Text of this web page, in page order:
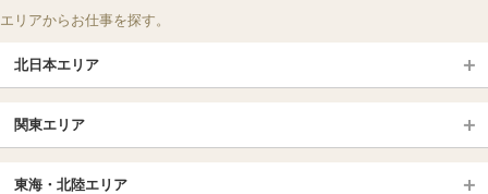
エリアからお仕事を探す。
北日本エリア
北海道（札幌・旭川・函館）
青森
岩手 (盛岡・北上)
関東エリア
東海・北陸エリア